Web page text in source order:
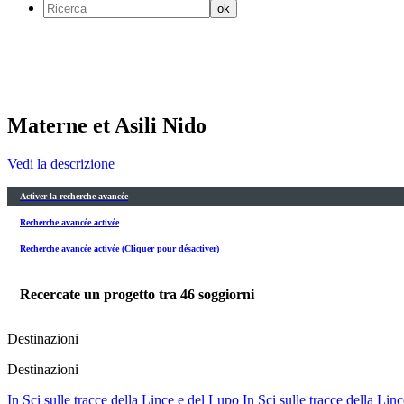
Materne et Asili Nido
Vedi la descrizione
Activer la recherche avancée
Recherche avancée activée
Recherche avancée activée (Cliquer pour désactiver)
Recercate un progetto tra 46 soggiorni
Destinazioni
Destinazioni
In Sci sulle tracce della Lince e del Lupo In Sci sulle tracce della